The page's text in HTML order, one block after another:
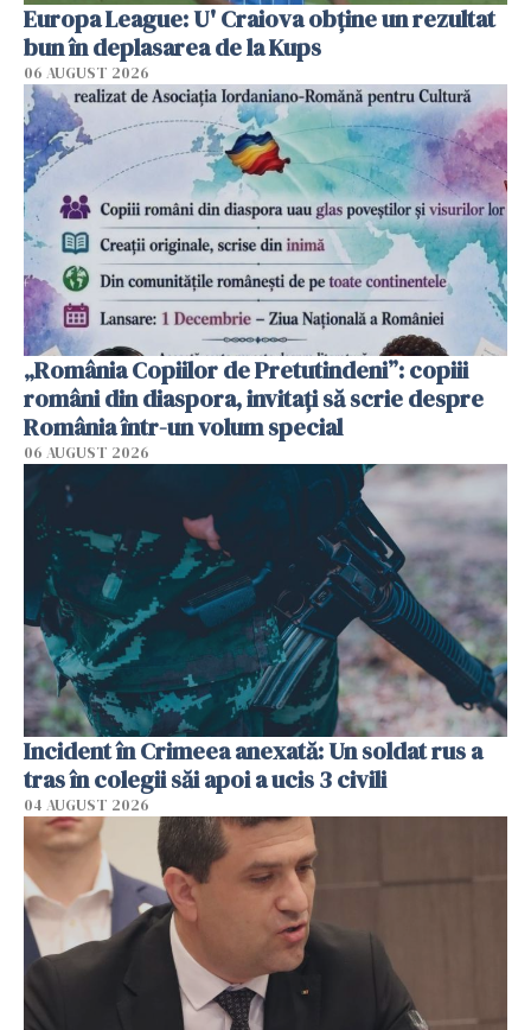
Europa League: U' Craiova obține un rezultat
bun în deplasarea de la Kups
06 AUGUST 2026
„România Copiilor de Pretutindeni”: copiii
români din diaspora, invitați să scrie despre
România într-un volum special
06 AUGUST 2026
Incident în Crimeea anexată: Un soldat rus a
tras în colegii săi apoi a ucis 3 civili
04 AUGUST 2026